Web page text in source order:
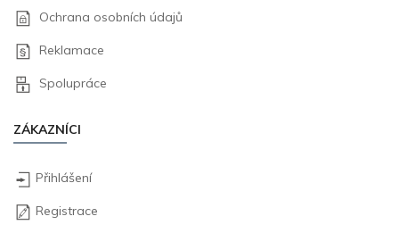
Ochrana osobních údajů
Reklamace
Spolupráce
ZÁKAZNÍCI
Přihlášení
Registrace